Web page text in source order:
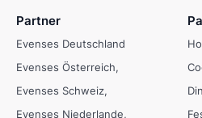
Partner
Evenses Deutschland
Evenses Österreich
Evenses Schweiz
Evenses Niederlande